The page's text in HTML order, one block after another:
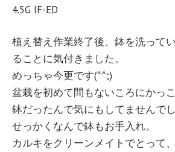
4.5G IF-ED
植え替え作業終了後、鉢を洗って
ることに気付きました。
めっちゃ今更です(^^;)
盆栽を初めて間もないころにかっ
鉢だったんで気にもしてませんでし
せっかくなんで鉢もお手入れ。
カルキをクリーンメイトでとって